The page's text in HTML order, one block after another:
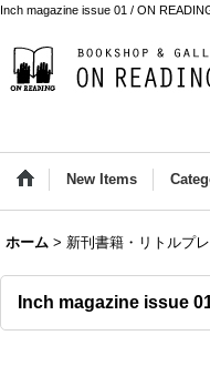
Inch magazine issue 01 / ON
New Items
ホーム > 新刊書籍・リトルプ
Inch magazine issue